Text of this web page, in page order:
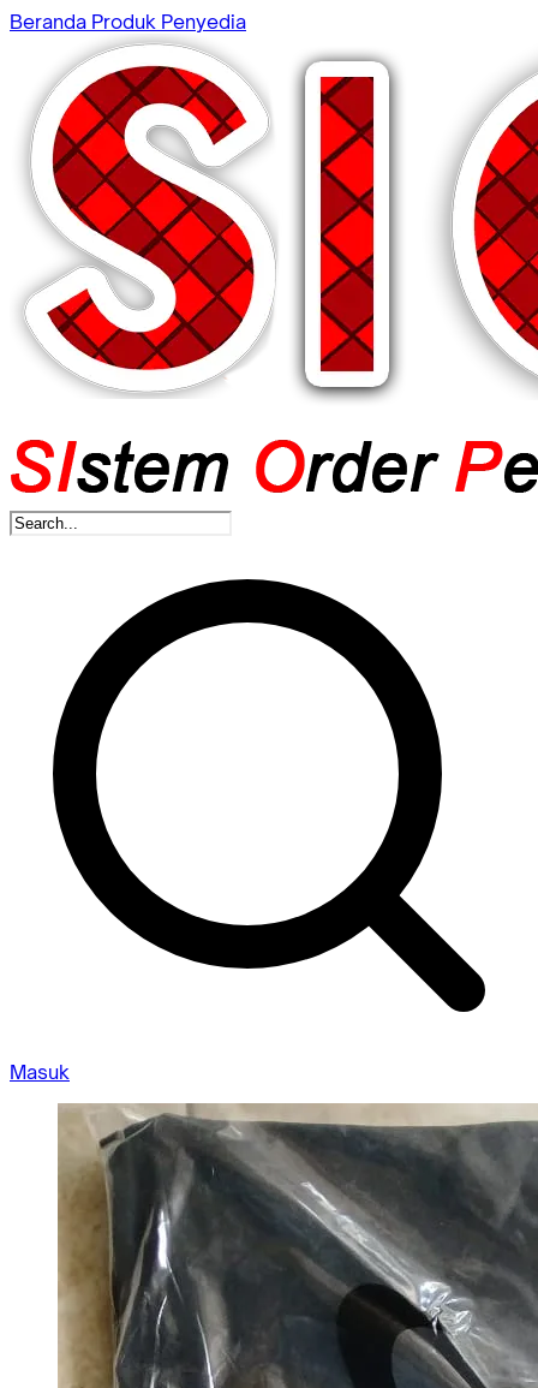
Beranda Produk Penyedia
Masuk